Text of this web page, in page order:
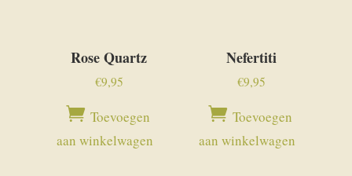
Rose Quartz
€9,95
Toevoegen
aan winkelwagen
Nefertiti
€9,95
Toevoegen
aan winkelwagen